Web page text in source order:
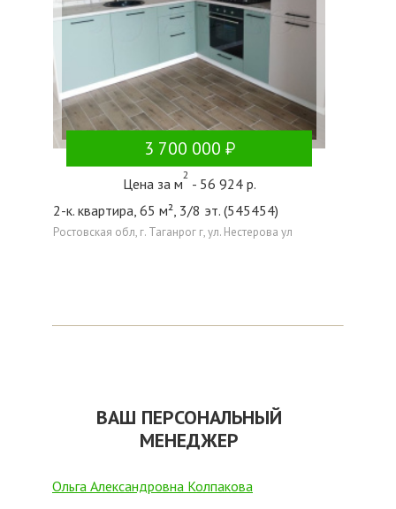
3 700 000
Цена за м
2
- 56 924 р.
2-к. квартира, 65 м², 3/8 эт. (545454)
Ростовская обл, г. Таганрог г, ул. Нестерова ул
ВАШ ПЕРСОНАЛЬНЫЙ
МЕНЕДЖЕР
Ольга Александровна Колпакова